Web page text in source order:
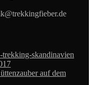
auf dem